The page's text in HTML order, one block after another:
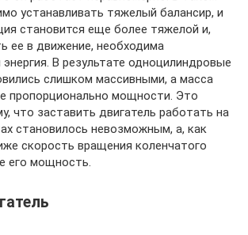
устанавливать тяжелый балансир, и
становится еще более тяжелой и,
ее в движение, необходима
В результате одноцилиндровые
слишком массивными, а масса
пропорционально мощности. Это
что заставить двигатель работать на
становилось невозможным, а, как
скорость вращения коленчатого
его мощность.